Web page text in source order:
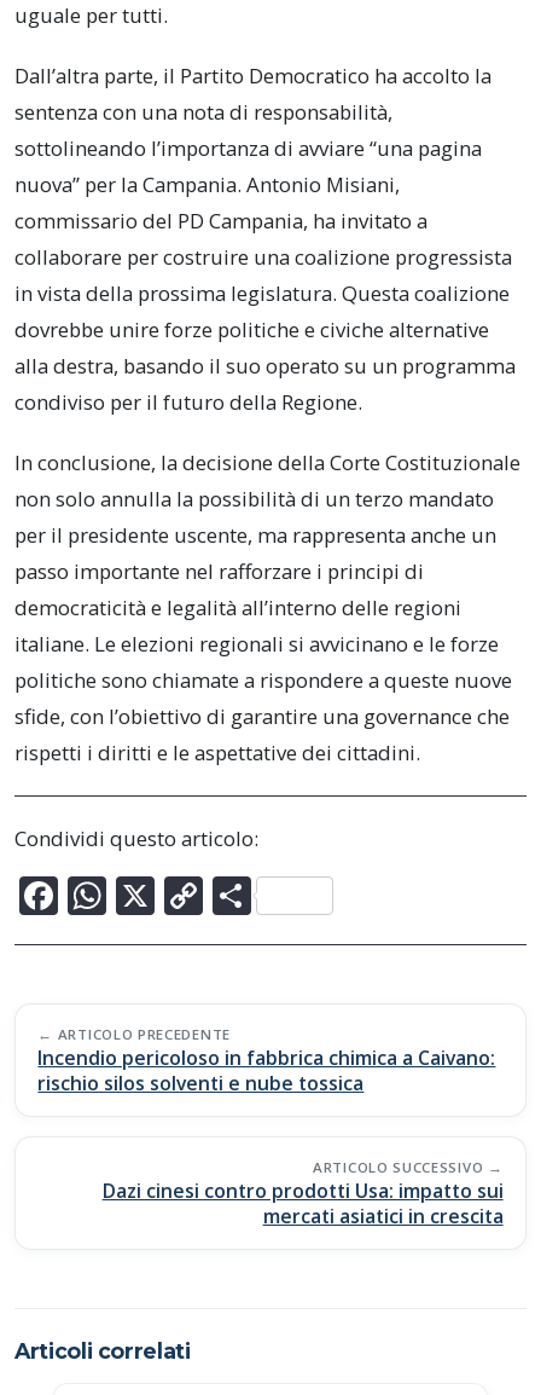
uguale per tutti.
Dall’altra parte, il Partito Democratico ha accolto la
sentenza con una nota di responsabilità,
sottolineando l’importanza di avviare “una pagina
nuova” per la Campania. Antonio Misiani,
commissario del PD Campania, ha invitato a
collaborare per costruire una coalizione progressista
in vista della prossima legislatura. Questa coalizione
dovrebbe unire forze politiche e civiche alternative
alla destra, basando il suo operato su un programma
condiviso per il futuro della Regione.
In conclusione, la decisione della Corte Costituzionale
non solo annulla la possibilità di un terzo mandato
per il presidente uscente, ma rappresenta anche un
passo importante nel rafforzare i principi di
democraticità e legalità all’interno delle regioni
italiane. Le elezioni regionali si avvicinano e le forze
politiche sono chiamate a rispondere a queste nuove
sfide, con l’obiettivo di garantire una governance che
rispetti i diritti e le aspettative dei cittadini.
Condividi questo articolo:
F
ac
b
o
o
k
W
h
s
A
p
p
X C
o
y
Li
n
k
C
o
di
vi
di
Post
navigation
ARTICOLO PRECEDENTE
Incendio pericoloso in fabbrica chimica a Caivano:
rischio silos solventi e nube tossica
ARTICOLO SUCCESSIVO
Dazi cinesi contro prodotti Usa: impatto sui
mercati asiatici in crescita
Articoli correlati